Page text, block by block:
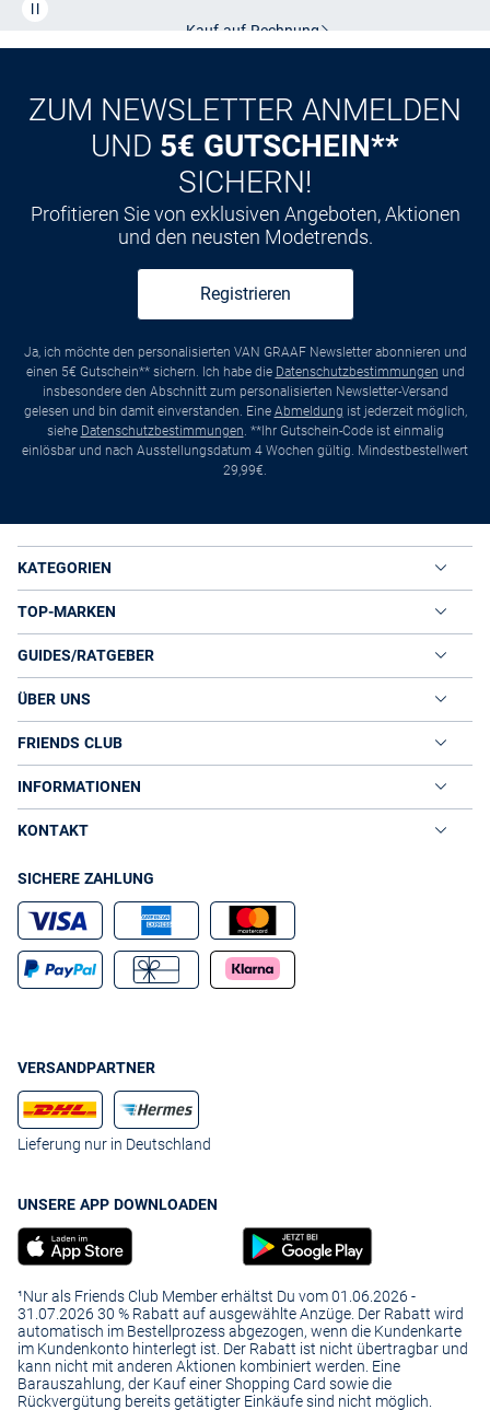
Kauf auf Rechnung
ZUM NEWSLETTER ANMELDEN
UND 5€ GUTSCHEIN**
SICHERN!
Profitieren Sie von exklusiven Angeboten, Aktionen
und den neusten Modetrends.
Registrieren
Ja, ich möchte den personalisierten VAN GRAAF Newsletter abonnieren und
einen 5€ Gutschein** sichern. Ich habe die Datenschutzbestimmungen und
insbesondere den Abschnitt zum personalisierten Newsletter-Versand
gelesen und bin damit einverstanden. Eine Abmeldung ist jederzeit möglich,
siehe Datenschutzbestimmungen . **Ihr Gutschein-Code ist einmalig
einlösbar und nach Ausstellungsdatum 4 Wochen gültig. Mindestbestellwert
29,99€.
KATEGORIEN
TOP-MARKEN
GUIDES/RATGEBER
ÜBER UNS
FRIENDS CLUB
INFORMATIONEN
KONTAKT
SICHERE ZAHLUNG
VERSANDPARTNER
Lieferung nur in Deutschland
UNSERE APP DOWNLOADEN
¹Nur als Friends Club Member erhältst Du vom 01.06.2026 -
31.07.2026 30 % Rabatt auf ausgewählte Anzüge. Der Rabatt wird
automatisch im Bestellprozess abgezogen, wenn die Kundenkarte
im Kundenkonto hinterlegt ist. Der Rabatt ist nicht übertragbar und
kann nicht mit anderen Aktionen kombiniert werden. Eine
Barauszahlung, der Kauf einer Shopping Card sowie die
Rückvergütung bereits getätigter Einkäufe sind nicht möglich.